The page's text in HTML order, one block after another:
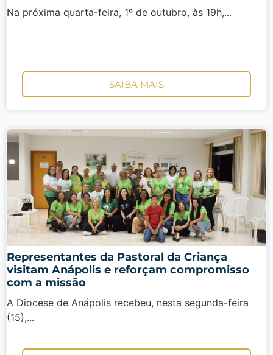
Na próxima quarta-feira, 1º de outubro, às 19h,...
SAIBA MAIS
Representantes da Pastoral da Criança
visitam Anápolis e reforçam compromisso
com a missão
A Diocese de Anápolis recebeu, nesta segunda-feira
(15),...